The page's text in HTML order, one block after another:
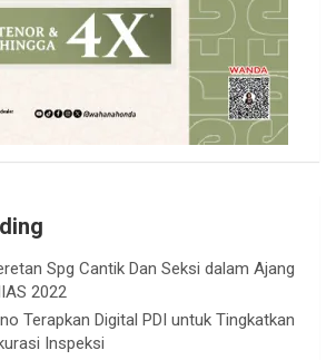
Spg Cantik Dan Seksi dalam Ajang
2022
Terapkan Digital PDI untuk Tingkatkan
Inspeksi